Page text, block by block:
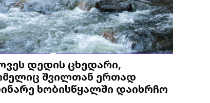
დედის ცხედარი,
შვილთან ერთად
ხობისწყალში დაიხრჩო